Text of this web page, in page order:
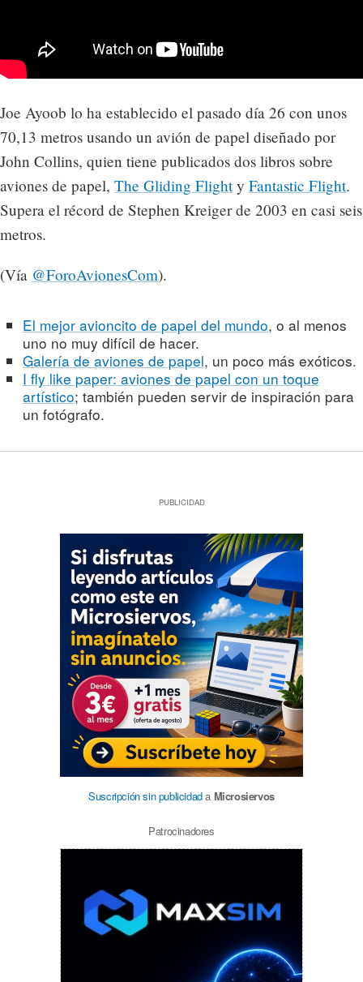
Joe Ayoob lo ha establecido el pasado día 26 con unos
70,13 metros usando un avión de papel diseñado por
John Collins, quien tiene publicados dos libros sobre
aviones de papel, The Gliding Flighty Fantastic Flight.
Supera el récord de Stephen Kreiger de 2003 en casi seis
metros.
(Vía @ForoAvionesCom).
El mejor avioncito de papel del mundo, o al menos
uno no muy difícil de hacer.
Galería de aviones de papel, un poco más exóticos.
I fly like paper: aviones de papel con un toque
artístico; también pueden servir de inspiración para
un fotógrafo.
PUBLICIDAD
Suscripción sin publicidada Microsiervos
Patrocinadores